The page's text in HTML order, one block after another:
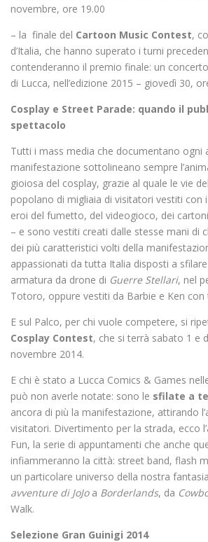
novembre, ore 19.00
– la finale del Cartoon Music Contest,
d’Italia, che hanno superato i turni
contenderanno il premio finale: un
di Lucca, nell’edizione 2015 – giovedì 30,
Cosplay e Street Parade: quando il
spettacolo
Tutti i mass media che documentano ogni
manifestazione sottolineano sempre
gioiosa del cosplay, grazie al quale le vie
popolano di migliaia di visitatori vestiti con
eroi del fumetto, del videogioco, dei
– e sono vestiti creati dalle stesse mani di
dei più caratteristici volti della
appassionati da tutta Italia disposti a
armatura da drone di Guerre Stellari, nel
Totoro, oppure vestiti da Barbie e Ken
E sul Palco, per chi vuole competere, si
Cosplay Contest, che si terrà sabato 1 e
novembre 2014.
E chi è stato a Lucca Comics & Games
può non averle notate: sono le sfilate a
ancora di più la manifestazione, attirando
visitatori. Divertimento per la strada, ecco
Fun, la serie di appuntamenti che anche
infiammeranno la città: street band, flash
un particolare universo della nostra
avventure di JoJoa Borderlands, da
Walk.
Selezione Gran Guinigi 2014